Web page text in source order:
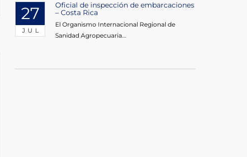
27
JUL
Oficial de inspección de embarcaciones
– Costa Rica
El Organismo Internacional Regional de
Sanidad Agropecuaria...